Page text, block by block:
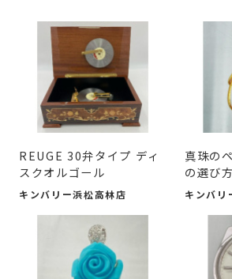
REUGE 30弁タイプ ディ
スクオルゴール
キンバリー浜松高林店
真珠の
の選
浜...
キンバリ